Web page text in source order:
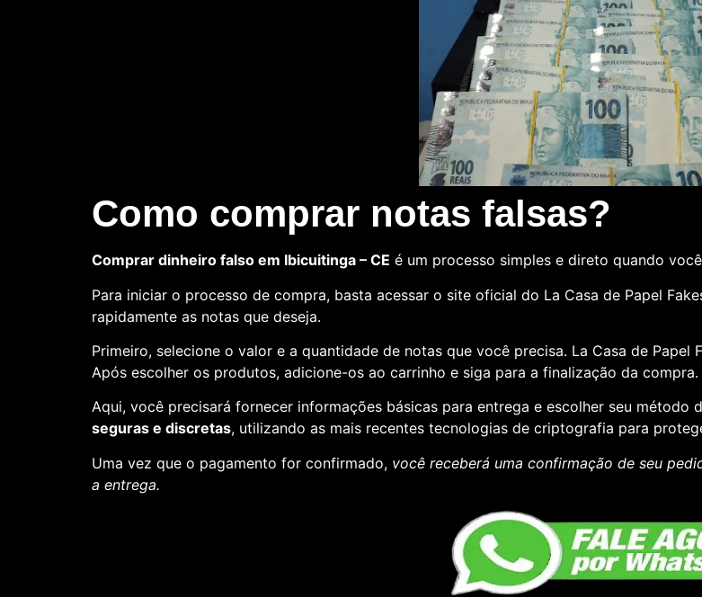
Como comprar notas falsas?
Comprar dinheiro falso em Ibicuitinga – CE é um processo simples e direto quando
Para iniciar o processo de compra, basta acessar o site oficial do La Casa de Papel
rapidamente as notas que deseja.
Primeiro, selecione o valor e a quantidade de notas que você precisa. La Casa de Papel
Após escolher os produtos, adicione-os ao carrinho e siga para a finalização da compra.
Aqui, você precisará fornecer informações básicas para entrega e escolher seu método
seguras e discretas, utilizando as mais recentes tecnologias de criptografia para
Uma vez que o pagamento for confirmado, você receberá uma confirmação de seu
a entrega.